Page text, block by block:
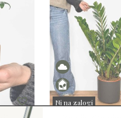
Ni na zalogi